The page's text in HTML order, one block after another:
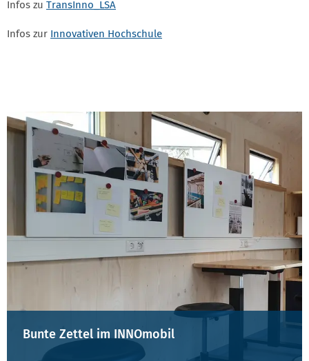
Infos zu TransInno_LSA
Infos zur Innovativen Hochschule
Bunte Zettel im INNOmobil